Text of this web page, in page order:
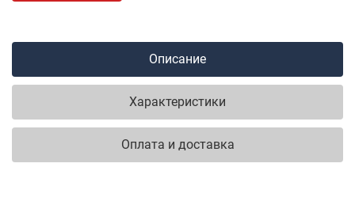
Описание
Характеристики
Оплата и доставка